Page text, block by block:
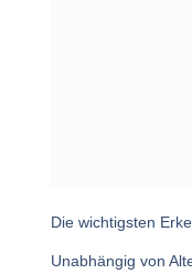
Die wichtigsten
Unabhängig von